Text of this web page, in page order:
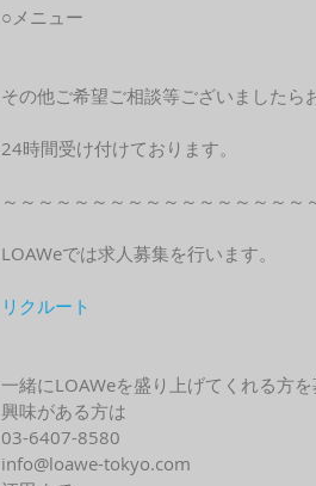
○メニュー
その他ご希望ご相談等ございましたら
24時間受け付けております。
～～～～～～～～～～～～～～～～～
LOAWeでは求人募集を行います。
リクルート
一緒にLOAWeを盛り上げてくれる方を
興味がある方は
03-6407-8580
info@loawe-tokyo.com